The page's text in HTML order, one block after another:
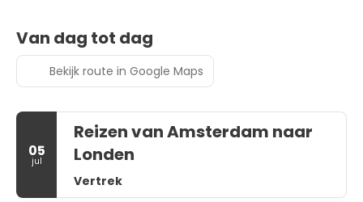
Van dag tot dag
Bekijk route in Google Maps
05
jul
Reizen van Amsterdam naar
Londen
Vertrek